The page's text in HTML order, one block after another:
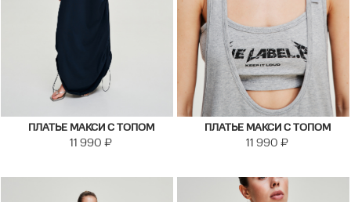
ПЛАТЬЕ МАКСИ С ТОПОМ
11 990 ₽
ПЛАТЬЕ МАКСИ С ТОПОМ
11 990 ₽